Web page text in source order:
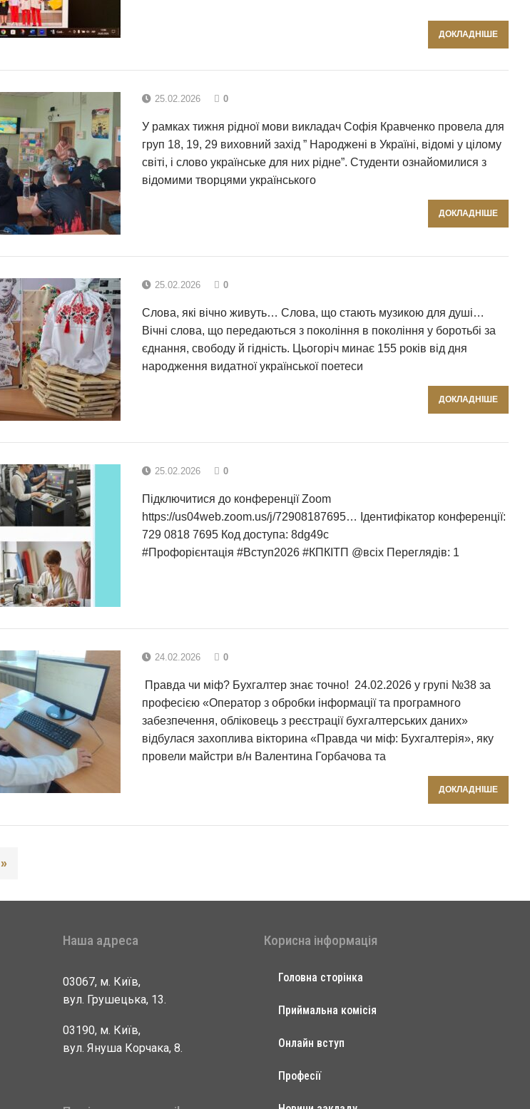
ДОКЛАДНІШЕ
25.02.2026 0
У рамках тижня рідної мови викладач Софія Кравченко провела для
груп 18, 19, 29 виховний захід ” Народжені в Україні, відомі у цілому
світі, і слово українське для них рідне”. Студенти ознайомилися з
відомими творцями українського
ДОКЛАДНІШЕ
25.02.2026 0
Слова, які вічно живуть… Слова, що стають музикою для душі…
Вічні слова, що передаються з покоління в покоління у боротьбі за
єднання, свободу й гідність. Цьогоріч минає 155 років від дня
народження видатної української поетеси
ДОКЛАДНІШЕ
25.02.2026 0
Підключитися до конференції Zoom
https://us04web.zoom.us/j/72908187695… Ідентифікатор конференції:
729 0818 7695 Код доступа: 8dg49c
#Профорієнтація #Вступ2026 #КПКІТП @всіх Переглядів: 1
24.02.2026 0
Правда чи міф? Бухгалтер знає точно! 24.02.2026 у групі №38 за
професією «Оператор з обробки інформації та програмного
забезпечення, обліковець з реєстрації бухгалтерських даних»
відбулася захоплива вікторина «Правда чи міф: Бухгалтерія», яку
провели майстри в/н Валентина Горбачова та
ДОКЛАДНІШЕ
»
Наша адреса
03067, м. Київ,
вул. Грушецька, 13.
03190, м. Київ,
вул. Януша Корчака, 8.
Корисна інформація
Головна сторінка
Приймальна комісія
Онлайн вступ
Професії